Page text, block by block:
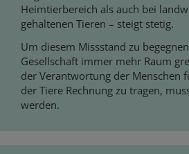
Heimtierbereich als auch bei
gehaltenen Tieren – steigt stetig.
Um diesem Missstand zu
Gesellschaft immer mehr Raum
der Verantwortung der Menschen
der Tiere Rechnung zu tragen,
werden.